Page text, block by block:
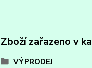
Zboží zařazeno v
VÝPRODEJ